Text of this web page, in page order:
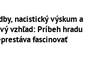
nacistický výskum a
vzhľad: Príbeh hradu
fascinovať